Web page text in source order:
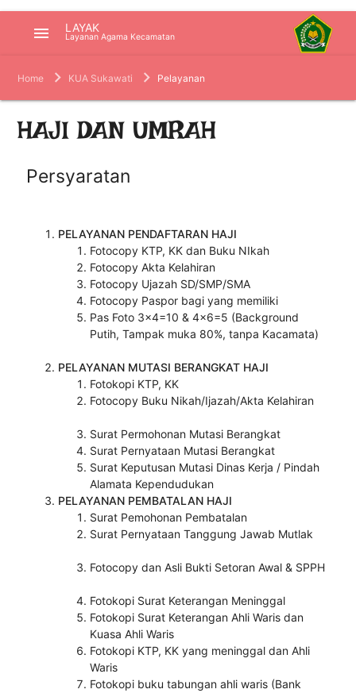
menu LAYAK
Layanan Agama Kecamatan
Home KUA Sukawati Pelayanan
HAJI DAN UMRAH
Persyaratan
PELAYANAN PENDAFTARAN HAJI
Fotocopy KTP, KK dan Buku NIkah
Fotocopy Akta Kelahiran
Fotocopy Ujazah SD/SMP/SMA
Fotocopy Paspor bagi yang memiliki
Pas Foto 3x4=10 & 4x6=5 (Background
Putih, Tampak muka 80%, tanpa Kacamata)
PELAYANAN MUTASI BERANGKAT HAJI
Fotokopi KTP, KK
Fotocopy Buku Nikah/Ijazah/Akta Kelahiran
Surat Permohonan Mutasi Berangkat
Surat Pernyataan Mutasi Berangkat
Surat Keputusan Mutasi Dinas Kerja / Pindah
Alamata Kependudukan
PELAYANAN PEMBATALAN HAJI
Surat Pemohonan Pembatalan
Surat Pernyataan Tanggung Jawab Mutlak
Fotocopy dan Asli Bukti Setoran Awal & SPPH
Fotokopi Surat Keterangan Meninggal
Fotokopi Surat Keterangan Ahli Waris dan
Kuasa Ahli Waris
Fotokopi KTP, KK yang meninggal dan Ahli
Waris
Fotokopi buku tabungan ahli waris (Bank